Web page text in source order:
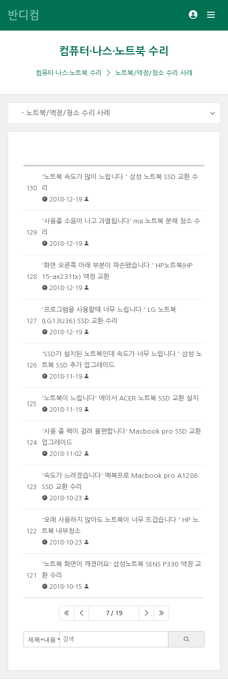
반디컴
컴퓨터·나스·노트북 수리
컴퓨터·나스·노트북 수리 노트북/액정/청소 수리 사례
- 노트북/액정/청소 수리 사례
130
'노트북 속도가 많이 느립니다.' 삼성 노트북 SSD 교환 수
리
2018-12-19
129
'사용중 소음이 나고 과열됩니다' msi 노트북 분해 청소 수
리
2018-12-19
128
'화면 오른쪽 아래 부분이 파손됐습니다.' HP노트북(HP ​
15-ax231tx) 액정 교환
2018-12-19
127
'프로그램을 사용할때 너무 느립니다.' LG 노트북
(LG13U36) SSD 교환 수리
2018-12-19
126
'SSD가 설치된 노트북인데 속도가 너무 느립니다.' 삼성 노
트북 SSD 추가 업그레이드
2018-11-19
125
'노트북이 느립니다' 에이서 ACER 노트북 SSD 교환 설치
2018-11-19
124
'사용 중 랙이 걸려 불편합니다' Macbook pro SSD 교환
업그레이드
2018-11-02
123
'속도가 느려졌습니다' 맥북프로 Macbook pro A1286
SSD 교환 수리
2018-10-23
122
'오래 사용하지 않아도 노트북이 너무 뜨겁습니다.' HP 노
트북 내부청소
2018-10-23
121
'노트북 화면이 깨졌어요' 삼성노트북 SENS P330 액정 교
환 수리
2018-10-15
7 / 19